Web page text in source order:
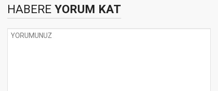
HABERE YORUM KAT